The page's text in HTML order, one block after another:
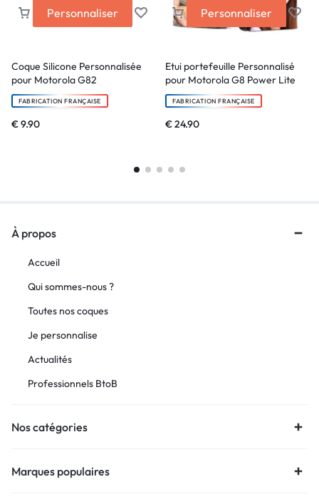
Personnaliser
Coque Silicone Personnalisée
pour Motorola G82
FABRICATION FRANÇAISE
€9.90
Personnaliser
Etui portefeuille Personnalisé
pour Motorola G8 Power Lite
FABRICATION FRANÇAISE
€24.90
À propos
Accueil
Qui sommes-nous ?
Toutes nos coques
Je personnalise
Actualités
Professionnels BtoB
Nos catégories
Marques populaires